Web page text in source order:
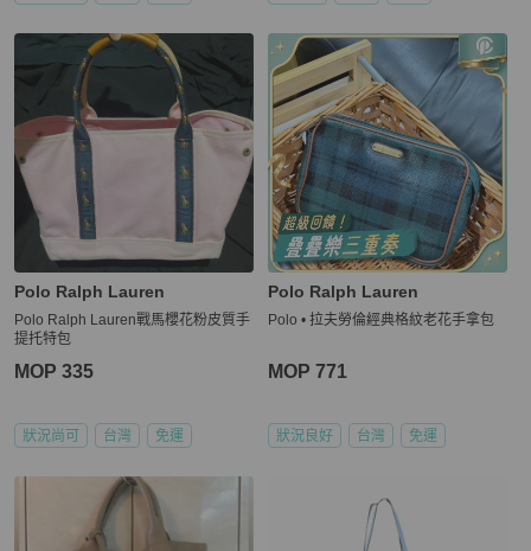
Polo Ralph Lauren
Polo Ralph Lauren戰馬櫻花粉皮質手
提托特包
MOP 335
狀況尚可 台灣 免運
Polo Ralph Lauren
Polo • 拉夫勞倫經典格紋老花手拿包
MOP 771
狀況良好 台灣 免運